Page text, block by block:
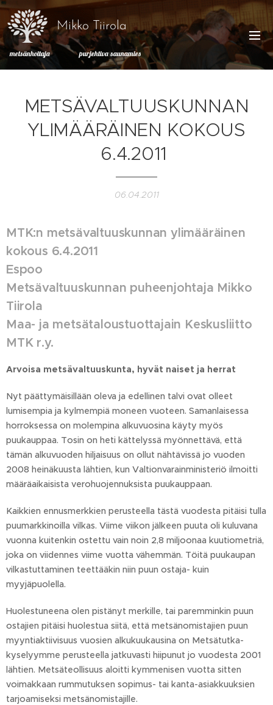
Mikko Tiirola
metsänhoitaja purjehtiva saunamies
METSÄVALTUUSKUNNAN
YLIMÄÄRÄINEN KOKOUS
6.4.2011
06.04.2011
MTK:n metsävaltuuskunnan ylimääräinen
kokous 6.4.2011
Espoo
Metsävaltuuskunnan puheenjohtaja Mikko
Tiirola
Maa- ja metsätaloustuottajain Keskusliitto
MTK r.y.
Arvoisa metsävaltuuskunta, hyvät naiset ja herrat
Nyt päättymäisillään oleva ja edellinen talvi ovat olleet
lumisempia ja kylmempiä moneen vuoteen. Samanlaisessa
horroksessa on molempina alkuvuosina käyty myös
puukauppaa. Tosin on heti kättelyssä myönnettävä, että
tämän alkuvuoden hiljaisuus on ollut nähtävissä jo vuoden
2008 heinäkuusta lähtien, kun Valtionvarainministeriö ilmoitti
määräaikaisista verohuojennuksista puukauppaan.
Kaikkien ennusmerkkien perusteella tästä vuodesta pitäisi tulla
puumarkkinoilla vilkas. Viime viikon jälkeen puuta oli kuluvana
vuonna kuitenkin ostettu vain noin 2,8 miljoonaa kuutiometriä,
joka on viidennes viime vuotta vähemmän. Töitä puukaupan
vilkastuttaminen teettääkin niin puun ostaja- kuin
myyjäpuolella.
Huolestuneena olen pistänyt merkille, tai paremminkin puun
ostajien pitäisi huolestua siitä, että metsänomistajien puun
myyntiaktiivisuus vuosien alkukuukausina on Metsätutka-
kyselyymme perusteella jatkuvasti hiipunut jo vuodesta 2001
lähtien. Metsäteollisuus aloitti kymmenisen vuotta sitten
voimakkaan rummutuksen sopimus- tai kanta-asiakkuuksien
tarjoamiseksi metsänomistajille.